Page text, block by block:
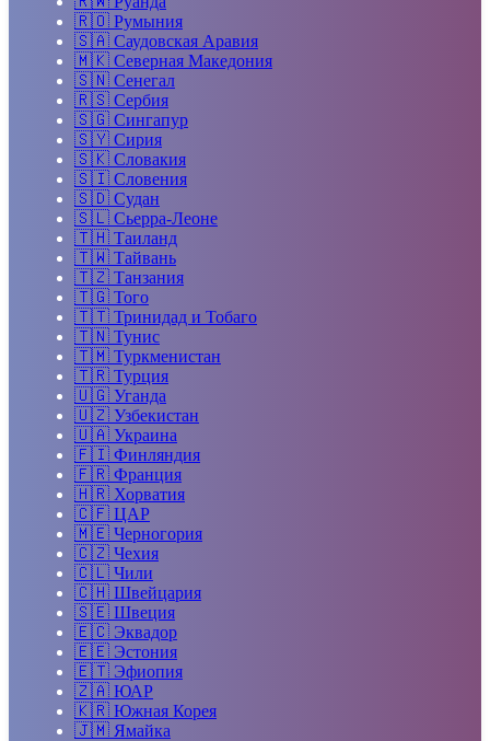
🇷🇴 Румыния
🇸🇦 Саудовская Аравия
🇲🇰 Северная Македония
🇸🇳 Сенегал
🇷🇸 Сербия
🇸🇬 Сингапур
🇸🇾 Сирия
🇸🇰 Словакия
🇸🇮 Словения
🇸🇩 Судан
🇸🇱 Сьерра-Леоне
🇹🇭 Таиланд
🇹🇼 Тайвань
🇹🇿 Танзания
🇹🇬 Того
🇹🇹 Тринидад и Тобаго
🇹🇳 Тунис
🇹🇲 Туркменистан
🇹🇷 Турция
🇺🇬 Уганда
🇺🇿 Узбекистан
🇺🇦 Украина
🇫🇮 Финляндия
🇫🇷 Франция
🇭🇷 Хорватия
🇨🇫 ЦАР
🇲🇪 Черногория
🇨🇿 Чехия
🇨🇱 Чили
🇨🇭 Швейцария
🇸🇪 Швеция
🇪🇨 Эквадор
🇪🇪 Эстония
🇪🇹 Эфиопия
🇿🇦 ЮАР
🇰🇷 Южная Корея
🇯🇲 Ямайка